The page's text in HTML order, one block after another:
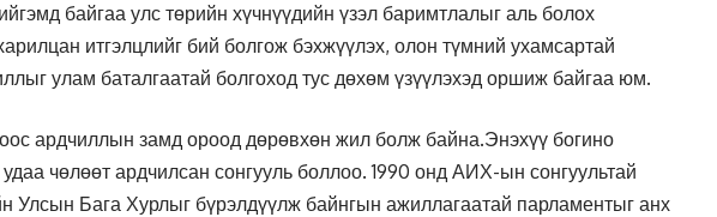
байгаа улс төрийн хүчнүүдийн үзэл баримтлалыг аль болох
итгэлцлийг бий болгож бэхжүүлэх, олон түмний ухамсартай
улам баталгаатай болгоход тус дөхөм үзүүлэхэд оршиж байгаа юм.
ардчиллын замд ороод дөрөвхөн жил болж байна.Энэхүү богино
удаа чөлөөт ардчилсан сонгууль боллоо. 1990 онд АИХ-ын сонгуультай
Улсын Бага Хурлыг бүрэлдүүлж байнгын ажиллагаатай парламентыг анх